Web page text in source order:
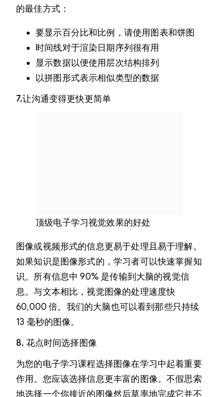
的最佳方式：
要显示百分比和比例，请使用图表和饼图
时间线对于渲染日期序列很有用
显示数据以便使用层次结构排列
以拼图形式表示相似类型的数据
7.让沟通变得更快更简单
顶级电子学习视觉效果的好处
图像或视频形式的信息更易于处理且易于理解。
如果知识是图像形式的，学习者可以快速掌握知
识。所有信息中 90% 是传输到大脑的视觉信
息。与文本相比，视觉图像的处理速度快
60,000 倍。我们的大脑也可以看到那些只持续
13 毫秒的图像。
8. 花点时间选择图像
为您的电子学习课程选择图像在学习中起着重要
作用。您应该选择信息更丰富的图像。不假思索
地选择一个你接近的图像然后草率地完成它并不